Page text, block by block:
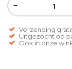
−
Verzending
Uitgezocht op
Ook in onze